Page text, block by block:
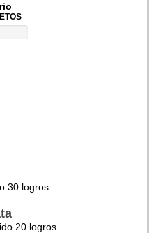
30 logros
20 logros